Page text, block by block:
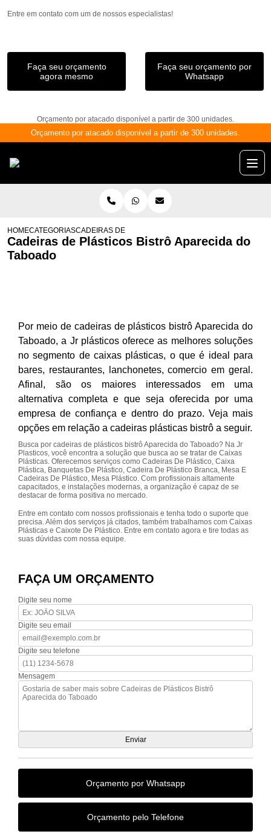
Entre em contato com um de nossos especialistas!
Faça seu orçamento
agora mesmo
Faça seu orçamento por
Whatsapp
Orçamento por atacado disponível a partir de 300 unidades.
Orçamento por atacado disponível a partir de 300 unidades.
HOMECATEGORIASCADEIRAS DE PLÁSTICOS BISTRÔ APARECIDA DO
Cadeiras de Plásticos Bistrô Aparecida do
Taboado
Por meio de cadeiras de plásticos bistrô Aparecida do
Taboado, a Jr plásticos oferece as melhores soluções
no segmento de caixas plásticas, o que é ideal para
bares, restaurantes, lanchonetes, comercio em geral.
Afinal, são os maiores interessados em uma
alternativa completa e que seja oferecida por uma
empresa de confiança e dentro do prazo. Veja mais
opções em relação a cadeiras plásticas bistrô a seguir.
Busca por cadeiras de plásticos bistrô Aparecida do Taboado? Na Jr
Plasticos, você encontra a solução que busca ao se tratar de Caixas
Plásticas. Oferecemos serviços como Cadeiras De Plástico, Caixa
Plástica, Banquetas De Plástico, Cadeira De Plástico Branca, Mesa E
Cadeiras De Plástico, Mesa Plástico. Com profissionais altamente
capacitados, e instalações modernas, a organização é capaz de se
destacar de forma positiva no mercado.
Entre em contato com nossos profissionais e tenha todo o suporte que
precisa. Além dos serviços já citados, também trabalhamos com Caixas
Plásticas e Caixote De Plástico. Entre em contato agora e tire todas as
suas dúvidas com nossa equipe.
FAÇA UM ORÇAMENTO
Digite seu nome
Digite seu email
Digite seu telefone
Mensagem
Orçamento por Whatsapp
Orçamento pelo Telefone